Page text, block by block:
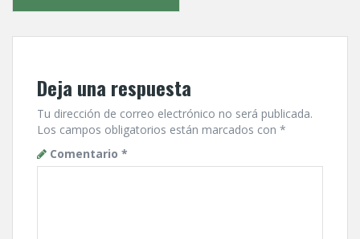
Deja una respuesta
Tu dirección de correo electrónico no será publicada.
Los campos obligatorios están marcados con *
Comentario *